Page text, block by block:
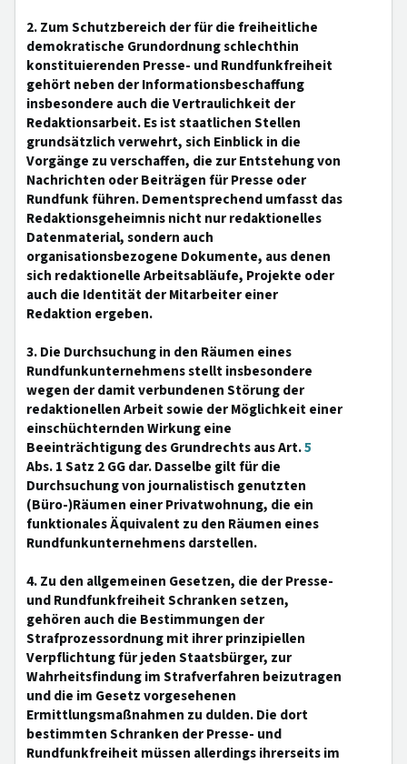
2. Zum Schutzbereich der für die freiheitliche
demokratische Grundordnung schlechthin
konstituierenden Presse- und Rundfunkfreiheit
gehört neben der Informationsbeschaffung
insbesondere auch die Vertraulichkeit der
Redaktionsarbeit. Es ist staatlichen Stellen
grundsätzlich verwehrt, sich Einblick in die
Vorgänge zu verschaffen, die zur Entstehung von
Nachrichten oder Beiträgen für Presse oder
Rundfunk führen. Dementsprechend umfasst das
Redaktionsgeheimnis nicht nur redaktionelles
Datenmaterial, sondern auch
organisationsbezogene Dokumente, aus denen
sich redaktionelle Arbeitsabläufe, Projekte oder
auch die Identität der Mitarbeiter einer
Redaktion ergeben.
3. Die Durchsuchung in den Räumen eines
Rundfunkunternehmens stellt insbesondere
wegen der damit verbundenen Störung der
redaktionellen Arbeit sowie der Möglichkeit einer
einschüchternden Wirkung eine
Beeinträchtigung des Grundrechts aus Art.5
Abs. 1 Satz 2 GG dar. Dasselbe gilt für die
Durchsuchung von journalistisch genutzten
(Büro-)Räumen einer Privatwohnung, die ein
funktionales Äquivalent zu den Räumen eines
Rundfunkunternehmens darstellen.
4. Zu den allgemeinen Gesetzen, die der Presse-
und Rundfunkfreiheit Schranken setzen,
gehören auch die Bestimmungen der
Strafprozessordnung mit ihrer prinzipiellen
Verpflichtung für jeden Staatsbürger, zur
Wahrheitsfindung im Strafverfahren beizutragen
und die im Gesetz vorgesehenen
Ermittlungsmaßnahmen zu dulden. Die dort
bestimmten Schranken der Presse- und
Rundfunkfreiheit müssen allerdings ihrerseits im